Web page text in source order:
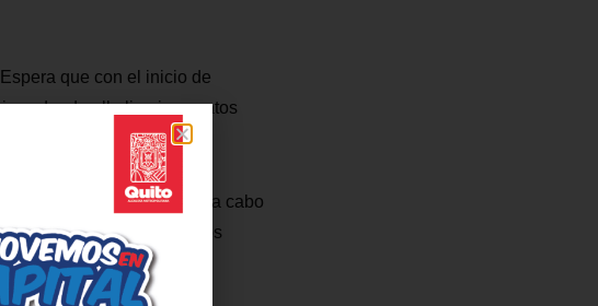
que con el inicio de
donde ella limpia zapatos
se las lleva a cabo
Ecuador, por lo que son los